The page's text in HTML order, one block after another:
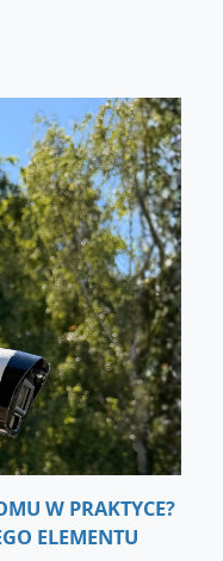
W PRAKTYCE?
ELEMENTU